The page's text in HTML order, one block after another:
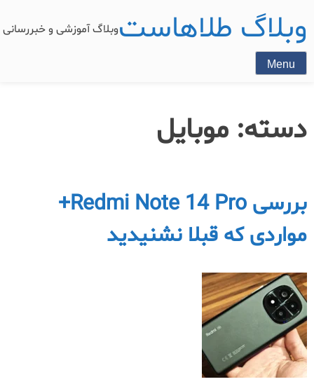
وبلاگ طلاهاستوبلاگ آموزشی و
Menu
دسته: موبایل
بررسی Redmi Note 14 Pro+
مواردی که قبلا نشنیدید